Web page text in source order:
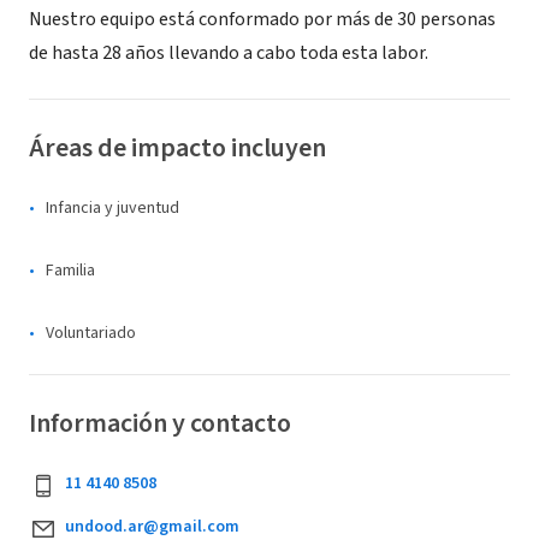
Nuestro equipo está conformado por más de 30 personas
de hasta 28 años llevando a cabo toda esta labor.
Áreas de impacto incluyen
Infancia y juventud
Familia
Voluntariado
Información y contacto
11 4140 8508
undood.ar@gmail.com